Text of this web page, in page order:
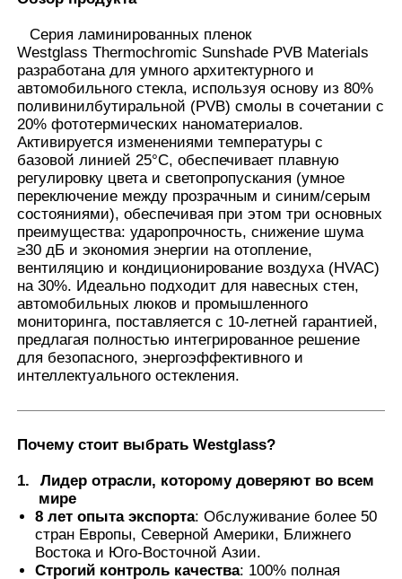
Главная страница
Продукция
О Компании
Наша фабрика
контроль качества
контактные данные
Все случаи
Отправить запрос
Фильм предохранения от краски автомобиля
Серия ламинированных пленок
Westglass Thermochromic Sunshade PVB Materials
разработана для умного архитектурного и
автомобильного стекла, используя основу из 80%
поливинилбутиральной (PVB) смолы в сочетании с
20% фототермических наноматериалов.
Активируется изменениями температуры с
базовой линией 25°C, обеспечивает плавную
регулировку цвета и светопропускания (умное
переключение между прозрачным и синим/серым
состояниями), обеспечивая при этом три основных
преимущества: ударопрочность, снижение шума
≥30 дБ и экономия энергии на отопление,
вентиляцию и кондиционирование воздуха (HVAC)
на 30%. Идеально подходит для навесных стен,
автомобильных люков и промышленного
мониторинга, поставляется с 10-летней гарантией,
предлагая полностью интегрированное решение
для безопасного, энергоэффективного и
интеллектуального остекления.
Почему стоит выбрать Westglass?
1.
Лидер отрасли, которому доверяют во всем
мире
8 лет опыта экспорта: Обслуживание более 50
стран Европы, Северной Америки, Ближнего
Востока и Юго-Восточной Азии.
Строгий контроль качества: 100% полная